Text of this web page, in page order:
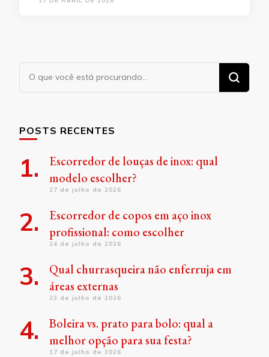
Procurando
algo?
POSTS RECENTES
Escorredor de louças de inox: qual
modelo escolher?
27 de julho de 2026
Escorredor de copos em aço inox
profissional: como escolher
24 de julho de 2026
Qual churrasqueira não enferruja em
áreas externas
23 de julho de 2026
Boleira vs. prato para bolo: qual a
melhor opção para sua festa?
17 de julho de 2026